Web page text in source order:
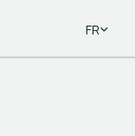
Select
FR